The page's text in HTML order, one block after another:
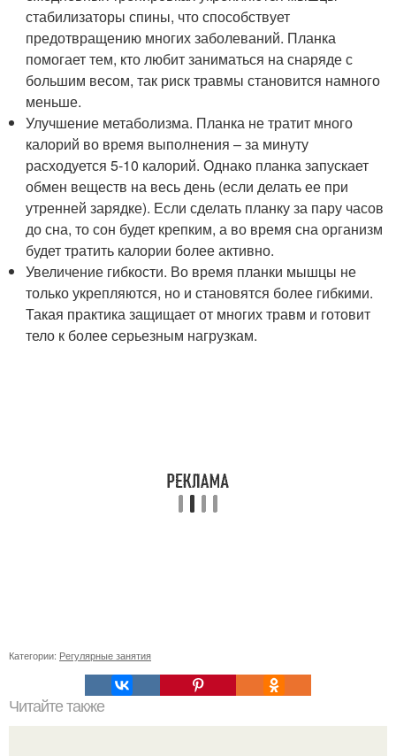
стабилизаторы спины, что способствует
предотвращению многих заболеваний. Планка
помогает тем, кто любит заниматься на снаряде с
большим весом, так риск травмы становится намного
меньше.
Улучшение метаболизма. Планка не тратит много
калорий во время выполнения – за минуту
расходуется 5-10 калорий. Однако планка запускает
обмен веществ на весь день (если делать ее при
утренней зарядке). Если сделать планку за пару часов
до сна, то сон будет крепким, а во время сна организм
будет тратить калории более активно.
Увеличение гибкости. Во время планки мышцы не
только укрепляются, но и становятся более гибкими.
Такая практика защищает от многих травм и готовит
тело к более серьезным нагрузкам.
Категории: Регулярные занятия
Читайте также